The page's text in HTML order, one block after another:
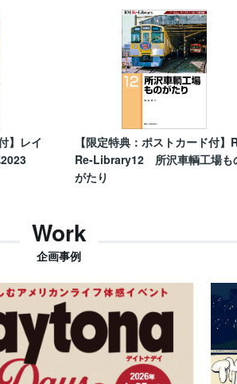
】レイ
【限定特典：ポストカード付】
Re-Library12 所沢車輌工場も
がたり
Work
企画事例